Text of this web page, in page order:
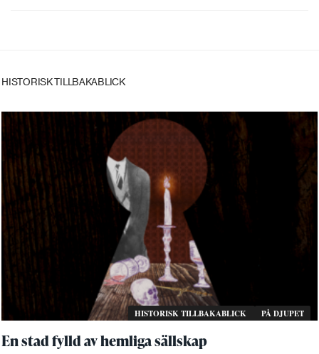
HISTORISK TILLBAKABLICK
HISTORISK TILLBAKABLICK PÅ DJUPET
En stad fylld av hemliga sällskap